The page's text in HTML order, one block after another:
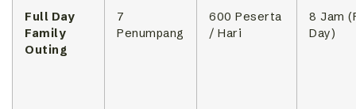
Full Day
Family
Outing
7
Penumpang
600 Peserta
/ Hari
8 Jam
Day)